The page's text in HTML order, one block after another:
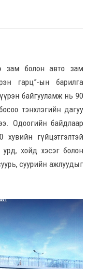
зам болон авто зам
гарц”-ын барилга
байгууламж нь 90
тэнхлэгийн дагуу
Одоогийн байдлаар
гүйцэтгэлтэй
урд, хойд хэсэг болон
суурийн ажлуудыг